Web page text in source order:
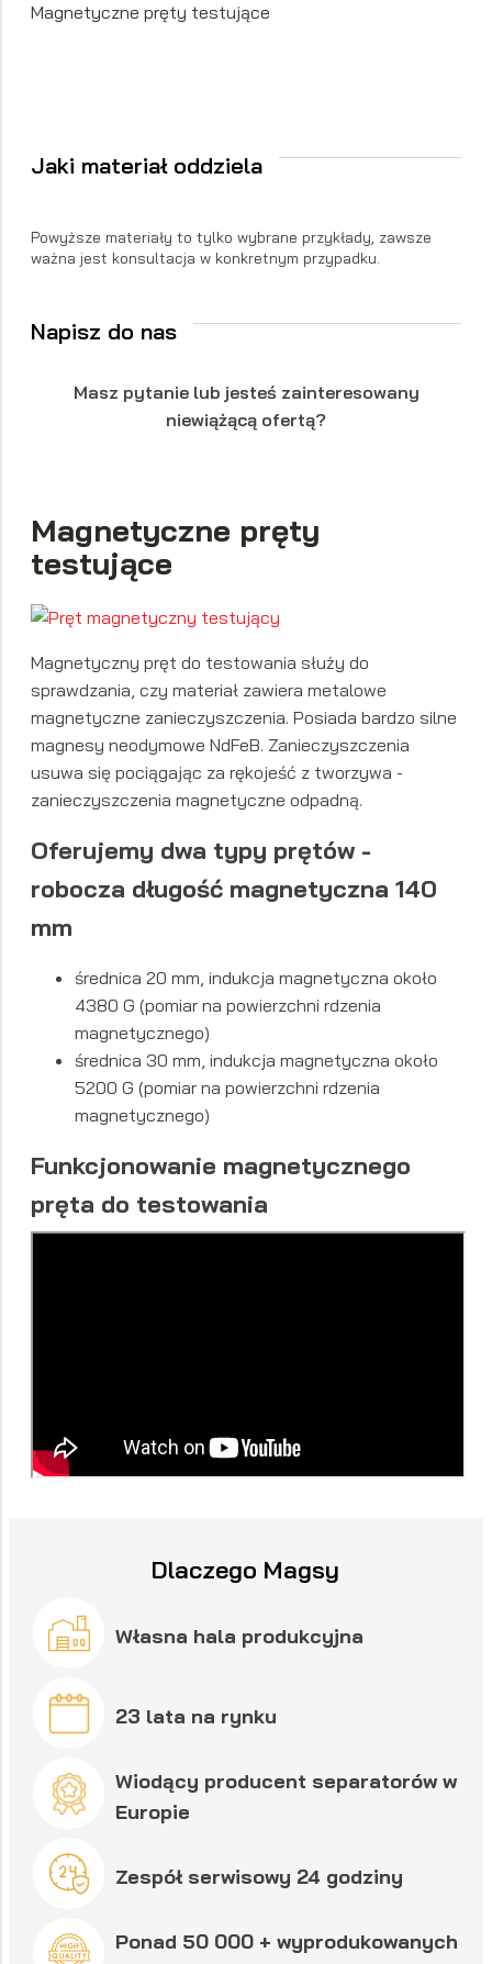
Magnetyczne pręty testujące
Jaki materiał oddziela
Powyższe materiały to tylko wybrane przykłady, zawsze
ważna jest konsultacja w konkretnym przypadku.
Napisz do nas
Masz pytanie lub jesteś zainteresowany
niewiążącą ofertą?
Magnetyczne pręty
testujące
Magnetyczny pręt do testowania służy do
sprawdzania, czy materiał zawiera metalowe
magnetyczne zanieczyszczenia. Posiada bardzo silne
magnesy neodymowe NdFeB. Zanieczyszczenia
usuwa się pociągając za rękojeść z tworzywa -
zanieczyszczenia magnetyczne odpadną.
Oferujemy dwa typy prętów -
robocza długość magnetyczna 140
mm
średnica 20 mm, indukcja magnetyczna około
4380 G (pomiar na powierzchni rdzenia
magnetycznego)
średnica 30 mm, indukcja magnetyczna około
5200 G (pomiar na powierzchni rdzenia
magnetycznego)
Funkcjonowanie magnetycznego
pręta do testowania
Dlaczego Magsy
Własna hala produkcyjna
23 lata na rynku
Wiodący producent separatorów w
Europie
Zespół serwisowy 24 godziny
Ponad 50 000 + wyprodukowanych